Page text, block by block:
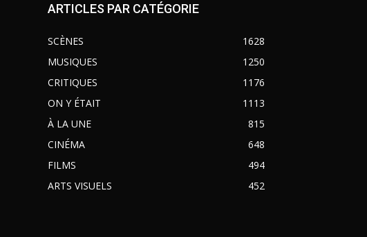
ARTICLES PAR CATÉGORIE
SCÈNES
1628
MUSIQUES
1250
CRITIQUES
1176
ON Y ÉTAIT
1113
À LA UNE
815
CINÉMA
648
FILMS
494
ARTS VISUELS
452